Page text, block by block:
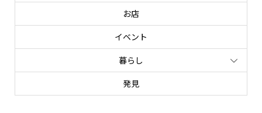
お店
イベント
暮らし
発見